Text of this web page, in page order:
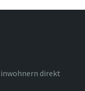
direkt